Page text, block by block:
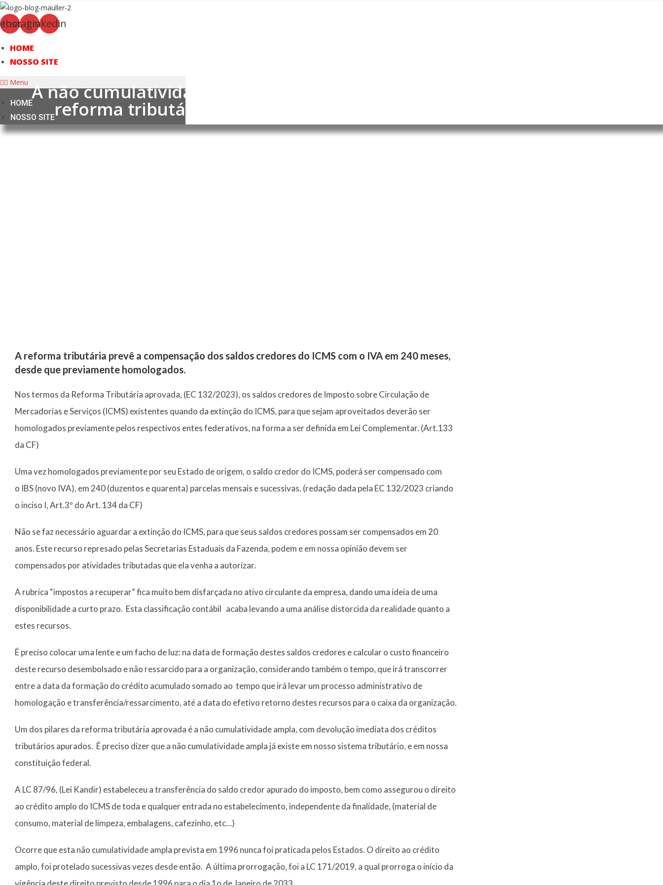
Ir
para
o
Instagram
Linkedin
HOME
NOSSO SITE
Menu
HOME
NOSSO SITE
A não cumulatividade do ICMS e a
reforma tributária aprovada
A reforma tributária prevê a compensação dos saldos credores do ICMS com o IVA em 240 meses,
desde que previamente homologados.
Nos termos da Reforma Tributária aprovada, (EC 132/2023), os saldos credores de Imposto sobre Circulação de
Mercadorias e Serviços (ICMS) existentes quando da extinção do ICMS, para que sejam aproveitados deverão ser
homologados previamente pelos respectivos entes federativos, na forma a ser definida em Lei Complementar. (Art.133
da CF)
Uma vez homologados previamente por seu Estado de origem, o saldo credor do ICMS, poderá ser compensado com
o IBS (novo IVA), em 240 (duzentos e quarenta) parcelas mensais e sucessivas. (redação dada pela EC 132/2023 criando
o inciso I, Art.3º do Art. 134 da CF)
Não se faz necessário aguardar a extinção do ICMS, para que seus saldos credores possam ser compensados em 20
anos. Este recurso represado pelas Secretarias Estaduais da Fazenda, podem e em nossa opinião devem ser
compensados por atividades tributadas que ela venha a autorizar.
A rubrica “impostos a recuperar” fica muito bem disfarçada no ativo circulante da empresa, dando uma ideia de uma
disponibilidade a curto prazo. Esta classificação contábil acaba levando a uma análise distorcida da realidade quanto a
estes recursos.
É preciso colocar uma lente e um facho de luz: na data de formação destes saldos credores e calcular o custo financeiro
deste recurso desembolsado e não ressarcido para a organização, considerando também o tempo, que irá transcorrer
entre a data da formação do crédito acumulado somado ao tempo que irá levar um processo administrativo de
homologação e transferência/ressarcimento, até a data do efetivo retorno destes recursos para o caixa da organização.
Um dos pilares da reforma tributária aprovada é a não cumulatividade ampla, com devolução imediata dos créditos
tributários apurados. É preciso dizer que a não cumulatividade ampla já existe em nosso sistema tributário, e em nossa
constituição federal.
A LC 87/96, (Lei Kandir) estabeleceu a transferência do saldo credor apurado do imposto, bem como assegurou o direito
ao crédito amplo do ICMS de toda e qualquer entrada no estabelecimento, independente da finalidade, (material de
consumo, material de limpeza, embalagens, cafezinho, etc…)
Ocorre que esta não cumulatividade ampla prevista em 1996 nunca foi praticada pelos Estados. O direito ao crédito
amplo, foi protelado sucessivas vezes desde então. A última prorrogação, foi a LC 171/2019, a qual prorroga o início da